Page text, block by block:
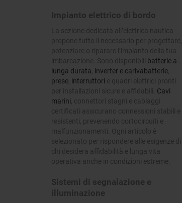
Impianto elettrico di bordo
La sezione dedicata all’elettrica nautica
propone tutto il necessario per progettare,
potenziare o riparare l’impianto della tua
imbarcazione. Sono disponibili batterie a
lunga durata, inverter e carivabatterie,
prese, interruttori e quadri elettrici pronti
per installazioni sicure e affidabili. Cavi
marini, connettori stagni e cablaggi
certificati assicurano connessioni stabili e
resistenti, prevenendo cortocircuiti e
malfunzionamenti. Ogni articolo è
selezionato per rispondere alle esigenze di
chi desidera affidabilità e lunga vita
operativa anche in condizioni estreme.
Sistemi di segnalazione e
illuminazione